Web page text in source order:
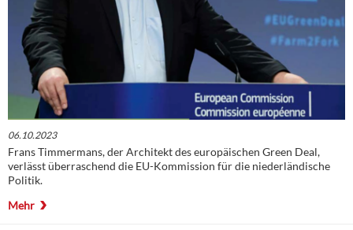
06.10.2023
Frans Timmermans, der Architekt des europäischen Green Deal,
verlässt überraschend die EU-Kommission für die niederländische
Politik.
Mehr